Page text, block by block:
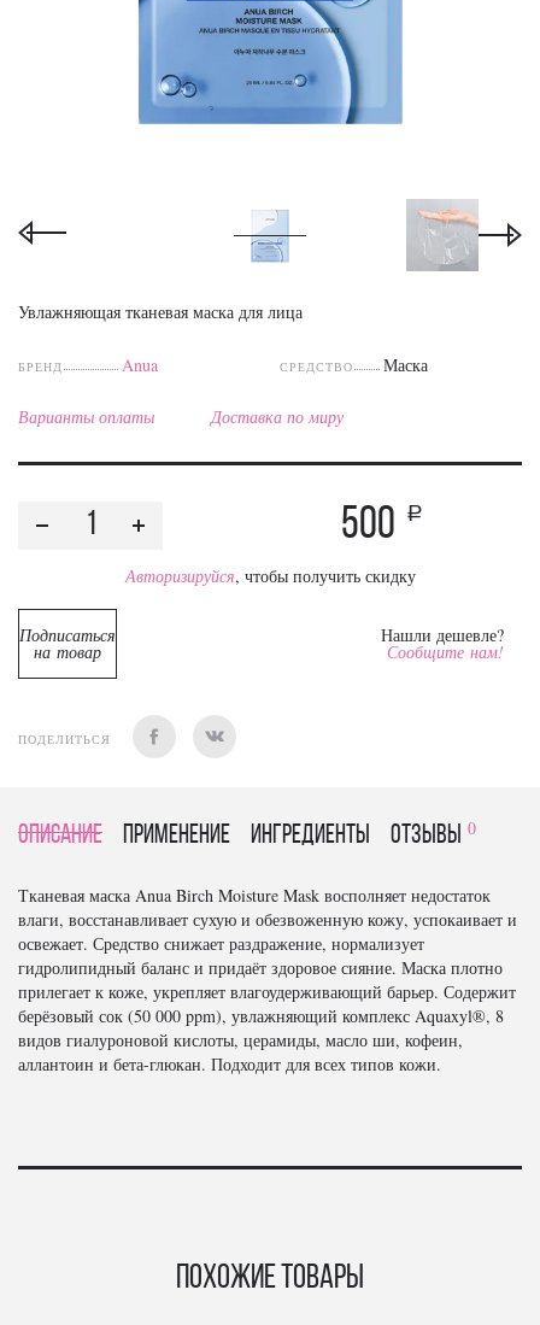
Увлажняющая тканевая маска для лица
БРЕНД Anua СРЕДСТВО Маска
Варианты оплаты Доставка по миру
500 a
Авторизируйся, чтобы получить скидку
Подписаться
на товар
Нашли дешевле?
Сообщите нам!
ПОДЕЛИТЬСЯ
Описание Применение Ингредиенты отзывы 0
Тканевая маска Anua Birch Moisture Mask восполняет недостаток
влаги, восстанавливает сухую и обезвоженную кожу, успокаивает и
освежает. Средство снижает раздражение, нормализует
гидролипидный баланс и придаёт здоровое сияние. Маска плотно
прилегает к коже, укрепляет влагоудерживающий барьер. Содержит
берёзовый сок (50 000 ppm), увлажняющий комплекс Aquaxyl®, 8
видов гиалуроновой кислоты, церамиды, масло ши, кофеин,
аллантоин и бета-глюкан. Подходит для всех типов кожи.
Похожие товары